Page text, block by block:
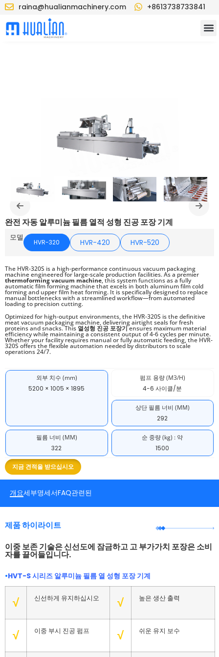
raina@hualianmachinery.com +8613738733841
완전 자동 알루미늄 필름 열적 성형 진공 포장 기계
모델
HVR-320 HVR-420 HVR-520
The HVR-320S is a high-performance continuous vacuum packaging
machine engineered for large-scale production facilities. As a premier
thermoforming vacuum machine, this system functions as a fully
automatic film forming machine that excels in both aluminum film cold
forming and upper film heat forming. It is specifically designed to replace
manual bottlenecks with a streamlined workflow—from automated
loading to precision cutting.
Optimized for high-output environments, the HVR-320S is the definitive
meat vacuum packaging machine, delivering airtight seals for fresh
proteins and snacks. This 열성형 진공 포장기ensures maximum material
efficiency while maintaining a consistent output of 4-6 cycles per minute.
Whether your facility requires manual or fully automatic feeding, the HVR-
320S offers the flexible automation needed by distributors to scale
operations 24/7.
외부 치수 (mm)
5200 × 1005 × 1895
펌프 용량 (M3/H)
4-6 사이클/분
상단 필름 너비 (MM)
292
필름 너비 (MM)
322
순 중량 (kg) : 약
1500
지금 견적을 받으십시오
개요세부명세서FAQ관련된
제품 하이라이트
이중 보존 기술은 신선도에 잠금하고 고 부가가치 포장은 소비
자를 끌어들입니다.
•HVT-S 시리즈 알루미늄 필름 열 성형 포장 기계
√ 신선하게 유지하십시오 √ 높은 생산 출력
√ 이중 부시 진공 펌프 √ 쉬운 유지 보수